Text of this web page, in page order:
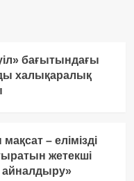
бағытындағы
халықаралық
– елімізді
жетекші
айналдыру»